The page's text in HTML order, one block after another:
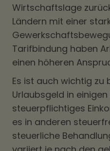
Wirtschaftslage
Ländern mit einer
Tarifbindung haben
einen höheren
Es ist auch wichtig zu
Urlaubsgeld in
steuerpflichtiges
es in anderen
steuerliche